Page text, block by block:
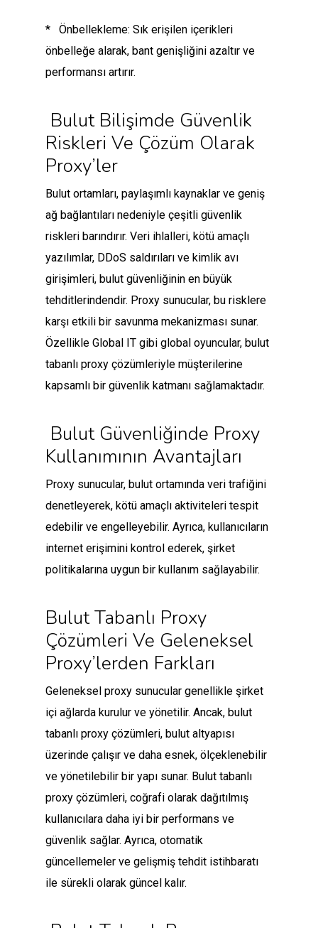
* Önbellekleme: Sık erişilen içerikleri
önbelleğe alarak, bant genişliğini azaltır ve
performansı artırır.
Bulut Bilişimde Güvenlik
Riskleri Ve Çözüm Olarak
Proxy’ler
Bulut ortamları, paylaşımlı kaynaklar ve geniş
ağ bağlantıları nedeniyle çeşitli güvenlik
riskleri barındırır. Veri ihlalleri, kötü amaçlı
yazılımlar, DDoS saldırıları ve kimlik avı
girişimleri, bulut güvenliğinin en büyük
tehditlerindendir. Proxy sunucular, bu risklere
karşı etkili bir savunma mekanizması sunar.
Özellikle Global IT gibi global oyuncular, bulut
tabanlı proxy çözümleriyle müşterilerine
kapsamlı bir güvenlik katmanı sağlamaktadır.
Bulut Güvenliğinde Proxy
Kullanımının Avantajları
Proxy sunucular, bulut ortamında veri trafiğini
denetleyerek, kötü amaçlı aktiviteleri tespit
edebilir ve engelleyebilir. Ayrıca, kullanıcıların
internet erişimini kontrol ederek, şirket
politikalarına uygun bir kullanım sağlayabilir.
Bulut Tabanlı Proxy
Çözümleri Ve Geleneksel
Proxy’lerden Farkları
Geleneksel proxy sunucular genellikle şirket
içi ağlarda kurulur ve yönetilir. Ancak, bulut
tabanlı proxy çözümleri, bulut altyapısı
üzerinde çalışır ve daha esnek, ölçeklenebilir
ve yönetilebilir bir yapı sunar. Bulut tabanlı
proxy çözümleri, coğrafi olarak dağıtılmış
kullanıcılara daha iyi bir performans ve
güvenlik sağlar. Ayrıca, otomatik
güncellemeler ve gelişmiş tehdit istihbaratı
ile sürekli olarak güncel kalır.